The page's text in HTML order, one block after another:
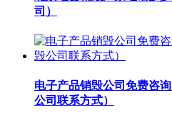
司）
电子产品销毁公司免费咨
公司联系方式）